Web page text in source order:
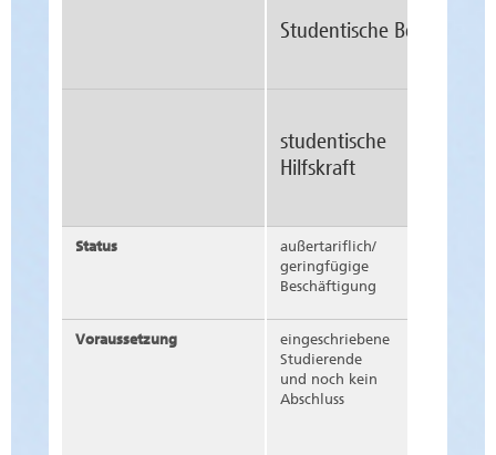
Studentische
studentische
Hilfskraft
Status
außertariflich/
geringfügige
Beschäftigung
Voraussetzung
eingeschriebene
Studierende
und noch kein
Abschluss